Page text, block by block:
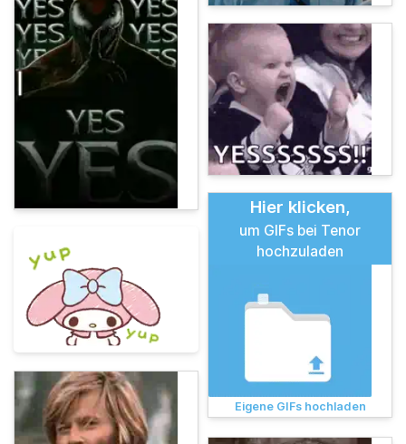
Hier klicken,
um GIFs bei Tenor
hochzuladen
Eigene GIFs hochladen